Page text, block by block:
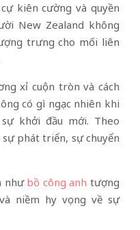
kiên cường và quyền
New Zealand không
trưng cho mối liên
xỉ cuộn tròn và cách
có gì ngạc nhiên khi
khởi đầu mới. Theo
phát triển, sự chuyển
như bồ công anh tượng
niềm hy vọng về sự